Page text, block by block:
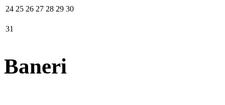
24 25 26 27 28 29 30
31
Baneri